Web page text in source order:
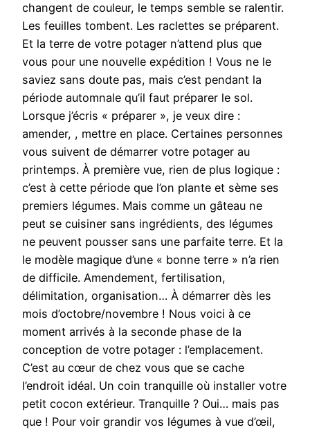
changent de couleur, le temps semble se ralentir.
Les feuilles tombent. Les raclettes se préparent.
Et la terre de votre potager n’attend plus que
vous pour une nouvelle expédition ! Vous ne le
saviez sans doute pas, mais c’est pendant la
période automnale qu’il faut préparer le sol.
Lorsque j’écris « préparer », je veux dire :
amender, , mettre en place. Certaines personnes
vous suivent de démarrer votre potager au
printemps. À première vue, rien de plus logique :
c’est à cette période que l’on plante et sème ses
premiers légumes. Mais comme un gâteau ne
peut se cuisiner sans ingrédients, des légumes
ne peuvent pousser sans une parfaite terre. Et la
le modèle magique d’une « bonne terre » n’a rien
de difficile. Amendement, fertilisation,
délimitation, organisation… À démarrer dès les
mois d’octobre/novembre ! Nous voici à ce
moment arrivés à la seconde phase de la
conception de votre potager : l’emplacement.
C’est au cœur de chez vous que se cache
l’endroit idéal. Un coin tranquille où installer votre
petit cocon extérieur. Tranquille ? Oui… mais pas
que ! Pour voir grandir vos légumes à vue d’œil,